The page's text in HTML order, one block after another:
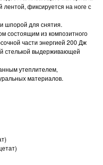
фиксируется на ноге с
шпорой для снятия.
состоящим из композитного
части энергией 200 Дж
стелькой выдерживающей
утеплителем,
материалов.